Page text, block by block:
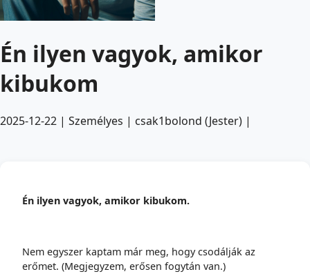
Én ilyen vagyok, amikor
kibukom
2025-12-22 | Személyes | csak1bolond (Jester) |
Én ilyen vagyok, amikor kibukom.
Nem egyszer kaptam már meg, hogy csodálják az
erőmet. (Megjegyzem, erősen fogytán van.)